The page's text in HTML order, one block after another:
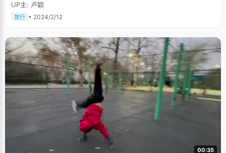
UP主: 卢颖
旅行 • 2024/2/12
00:35